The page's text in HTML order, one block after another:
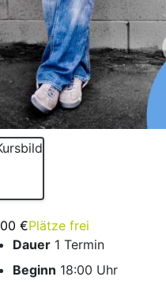
€Plätze frei
Dauer 1 Termin
Beginn 18:00 Uhr